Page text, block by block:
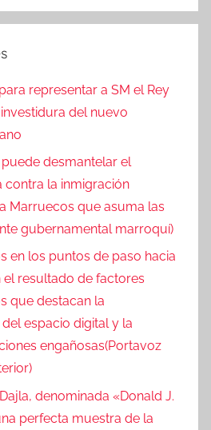
representar a SM el Rey
del nuevo
desmantelar el
contra la inmigración
Marruecos que asuma las
gubernamental marroquí)
en los puntos de paso hacia
el resultado de factores
que destacan la
espacio digital y la
engañosas(Portavoz
denominada «Donald J.
perfecta muestra de la